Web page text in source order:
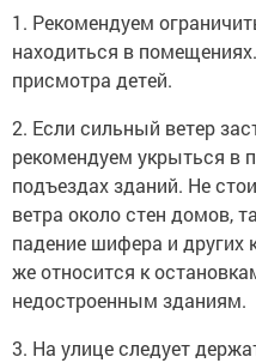
1. Рекомендуем
находиться в
присмотра детей.
2. Если сильный ветер
рекомендуем укрыться в
подъездах зданий. Не
ветра около стен домов,
падение шифера и других
же относится к
недостроенным зданиям.
3. На улице следует